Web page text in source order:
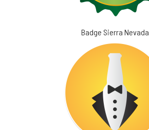
Badge Sierra Nevada